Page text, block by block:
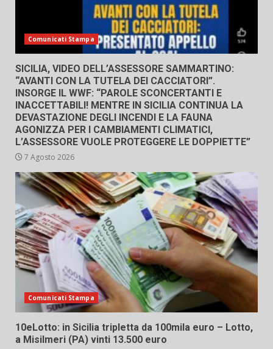
Comunicati Stampa
SICILIA, VIDEO DELL’ASSESSORE SAMMARTINO:
“AVANTI CON LA TUTELA DEI CACCIATORI”.
INSORGE IL WWF: “PAROLE SCONCERTANTI E
INACCETTABILI! MENTRE IN SICILIA CONTINUA LA
DEVASTAZIONE DEGLI INCENDI E LA FAUNA
AGONIZZA PER I CAMBIAMENTI CLIMATICI,
L’ASSESSORE VUOLE PROTEGGERE LE DOPPIETTE”
7 Agosto 2026
Comunicati Stampa
10eLotto: in Sicilia tripletta da 100mila euro – Lotto,
a Misilmeri (PA) vinti 13.500 euro